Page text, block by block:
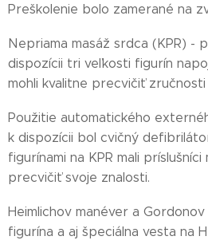
Preškolenie bolo zamerané na
Nepriama masáž srdca (KPR) -
dispozícii tri veľkosti figurín
mohli kvalitne precvičiť
Použitie automatického
k dispozícii bol cvičný
figurínami na KPR mali
precvičiť svoje znalosti.
Heimlichov manéver a
figurína a aj špeciálna vesta na